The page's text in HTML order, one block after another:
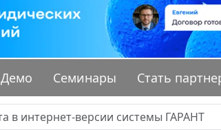
Демо Семинары Стать